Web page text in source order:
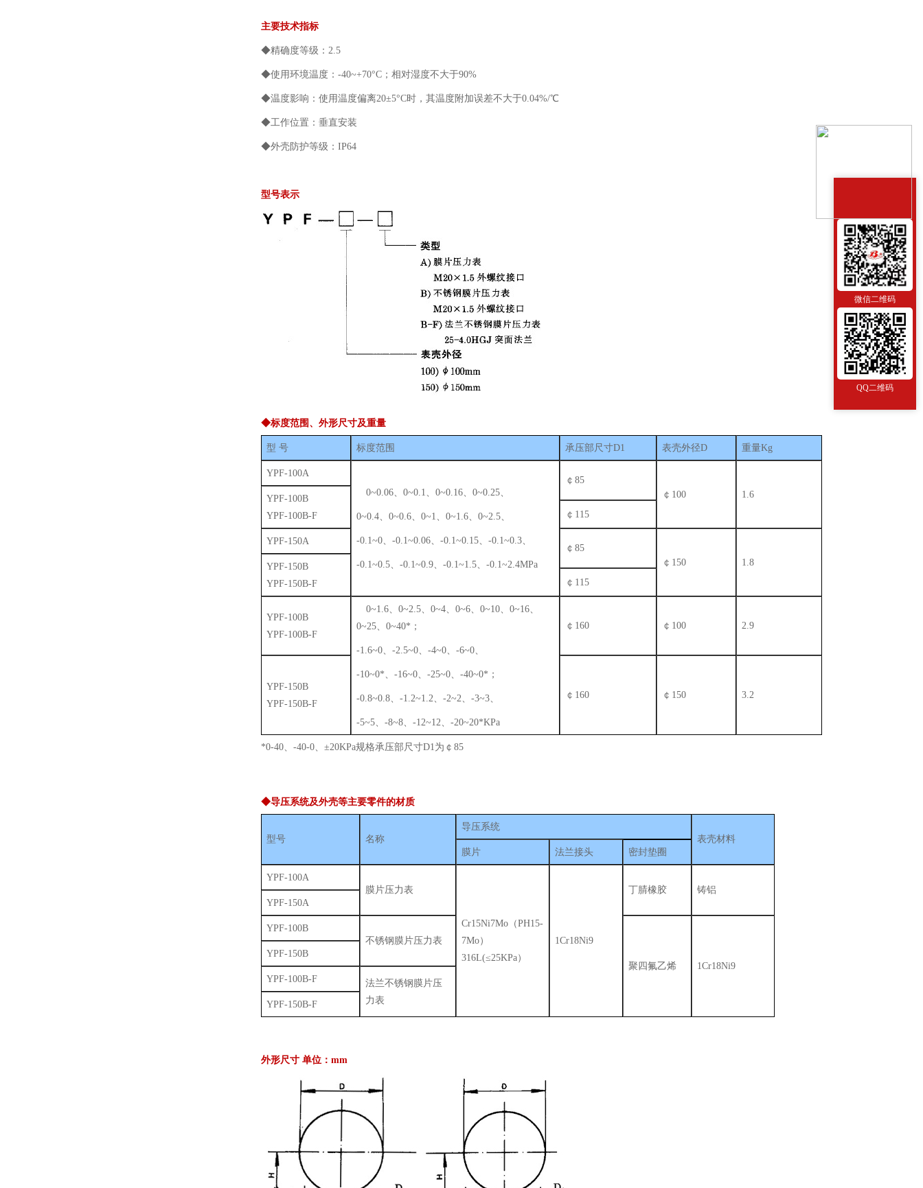
主要技术指标
◆精确度等级：2.5
◆使用环境温度：-40~+70°C；相对湿度不大于90%
◆温度影响：使用温度偏离20±5°C时，其温度附加误差不大于0.04%/℃
◆工作位置：垂直安装
◆外壳防护等级：IP64
型号表示
◆标度范围、外形尺寸及重量
型 号 标度范围 承压部尺寸D1 表壳外径D 重量Kg
YPF-100A
0~0.06、0~0.1、0~0.16、0~0.25、
0~0.4、0~0.6、0~1、0~1.6、0~2.5、
-0.1~0、-0.1~0.06、-0.1~0.15、-0.1~0.3、
-0.1~0.5、-0.1~0.9、-0.1~1.5、-0.1~2.4MPa
￠85
￠100
1.6
YPF-100B
YPF-100B-F
￠115
YPF-150A
￠85
￠150
1.8
YPF-150B
YPF-150B-F
￠115
YPF-100B
YPF-100B-F
0~1.6、0~2.5、0~4、0~6、0~10、0~16、
0~25、0~40*；
-1.6~0、-2.5~0、-4~0、-6~0、
-10~0*、-16~0、-25~0、-40~0*；
-0.8~0.8、-1.2~1.2、-2~2、-3~3、
-5~5、-8~8、-12~12、-20~20*KPa
￠160 ￠100 2.9
YPF-150B
YPF-150B-F
￠160 ￠150 3.2
*0-40、-40-0、±20KPa规格承压部尺寸D1为￠85
◆导压系统及外壳等主要零件的材质
型号 名称
导压系统
表壳材料
膜片
法兰接头 密封垫圈
YPF-100A
膜片压力表
Cr15Ni7Mo（PH15-
7Mo）
316L(≤25KPa）
1Cr18Ni9
丁腈橡胶
铸铝
YPF-150A
YPF-100B
不锈钢膜片压力表
聚四氟乙烯 1Cr18Ni9
YPF-150B
YPF-100B-F
法兰不锈钢膜片压
力表
YPF-150B-F
外形尺寸 单位：mm
微信二维码
QQ二维码